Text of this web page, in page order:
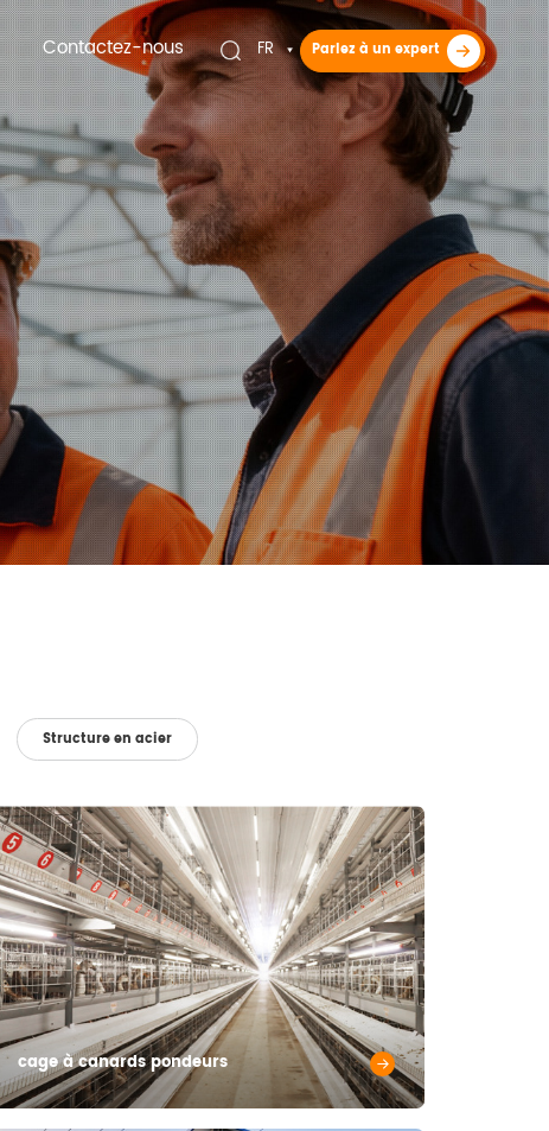
Parlez à un expert
FR
Contactez-nous
Structure en acier
cage à canards pondeurs